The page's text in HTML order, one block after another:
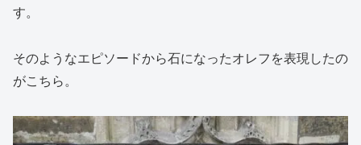
す。
そのようなエピソードから石になったオレフを表現したの
がこちら。